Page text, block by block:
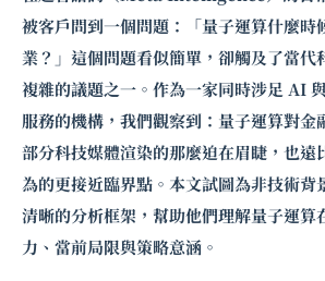
被客戶問到一個問題：「量子運算什麼時
業？」這個問題看似簡單，卻觸及了當代
複雜的議題之一。作為一家同時涉足 AI
服務的機構，我們觀察到：量子運算對金
部分科技媒體渲染的那麼迫在眉睫，也遠
為的更接近臨界點。本文試圖為非技術背
清晰的分析框架，幫助他們理解量子運算
力、當前局限與策略意涵。